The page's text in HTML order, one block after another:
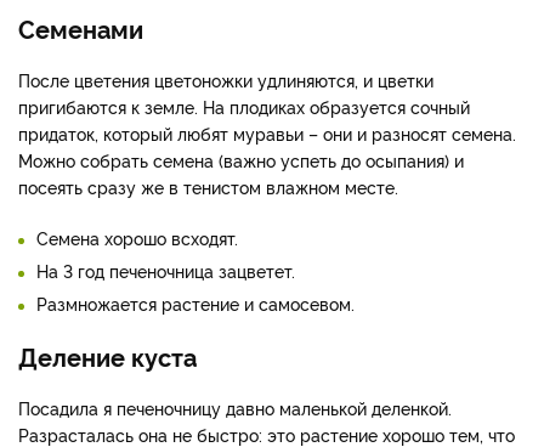
Семенами
После цветения цветоножки удлиняются, и цветки
пригибаются к земле. На плодиках образуется сочный
придаток, который любят муравьи – они и разносят семена.
Можно собрать семена (важно успеть до осыпания) и
посеять сразу же в тенистом влажном месте.
Семена хорошо всходят.
На 3 год печеночница зацветет.
Размножается растение и самосевом.
Деление куста
Посадила я печеночницу давно маленькой деленкой.
Разрасталась она не быстро: это растение хорошо тем, что